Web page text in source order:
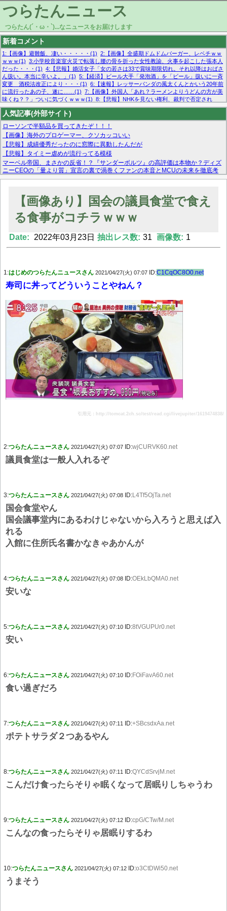
つらたんニュース
つらたん(´・ω・`)...なニュースをお届けします
新着コメント
1:【画像】避難飯、凄い・・・・・(1) 2:【画像】全盛期ドムドムバーガー、レベチｗｗ
ｗｗｗ(1) 3:小学校音楽室火災で転落し腰の骨を折った女性教諭、火事を起こした張本人
だった・・・(1) 4:【悲報】婚活女子「女の若さは33で賞味期限切れ。それ以降はおばさ
ん扱い。本当に辛いよ。」(1) 5:【経済】ビール大手「発泡酒」を「ビール」扱いに一斉
変更 酒税法改正により・・・(1) 6:【速報】レッサーパンダの風太くんとかいう20年前
に流行ったあの子、遂に……(1) 7:【画像】外国人「あれ？ラーメンよりうどんの方が美
味くね？？」ついに気づくｗｗｗ(1) 8:【悲報】NHKを見ない権利、裁判で否定され
る・・・(1) 9:欧州委員長「原発縮小は間違いでした」(1) 10:【悲報】日本企業の人手不
足、限界突破 52%「正社員も足りてません…」(1)
人気記事(外部サイト)
ローソンで半額品を買ってきたぞ！！！
【画像】海外のプロゲーマー、クソカッコいい
【悲報】成績優秀だったのに窓際に異動したんだが
【悲報】タイミー虐めが流行ってる模様
マーベル帝国、まさかの反省！？『サンダーボルツ』の高評価は本物か？ディズ
ニーCEOの「量より質」宣言の裏で渦巻くファンの本音とMCUの未来を徹底考
察！
【画像あり】FacebookとかTwitterで拾ったエロ画像貼ってくよ
【画像あり】国会の議員食堂で食え
る食事がコチラｗｗｗ
Date: 2022年03月23日 抽出レス数: 31 画像数: 1
1:はじめのつらたんニュースさん 2021/04/27(火) 07:07 ID:C1CqOC8O0.net
寿司に丼ってどういうことやねん？
引用元：http://tomcat.2ch.sc/test/read.cgi/livejupiter/1619474838/
2:つらたんニュースさん 2021/04/27(火) 07:07 ID:wjCURVK60.net
議員食堂は一般人入れるぞ
3:つらたんニュースさん 2021/04/27(火) 07:08 ID:L4Tf5OjTa.net
国会食堂やん
国会議事堂内にあるわけじゃないから入ろうと思えば入
れる
入館に住所氏名書かなきゃあかんが
4:つらたんニュースさん 2021/04/27(火) 07:08 ID:OEkLbQMA0.net
安いな
5:つらたんニュースさん 2021/04/27(火) 07:10 ID:8tVGUPUr0.net
安い
6:つらたんニュースさん 2021/04/27(火) 07:10 ID:FOiFavA60.net
食い過ぎだろ
7:つらたんニュースさん 2021/04/27(火) 07:11 ID:+SBcsdxAa.net
ポテトサラダ２つあるやん
8:つらたんニュースさん 2021/04/27(火) 07:11 ID:QYCdSrvjM.net
こんだけ食ったらそりゃ眠くなって居眠りしちゃうわ
9:つらたんニュースさん 2021/04/27(火) 07:12 ID:cpG/CTw/M.net
こんなの食ったらそりゃ居眠りするわ
10:つらたんニュースさん 2021/04/27(火) 07:12 ID:o3CtDWi50.net
うまそう